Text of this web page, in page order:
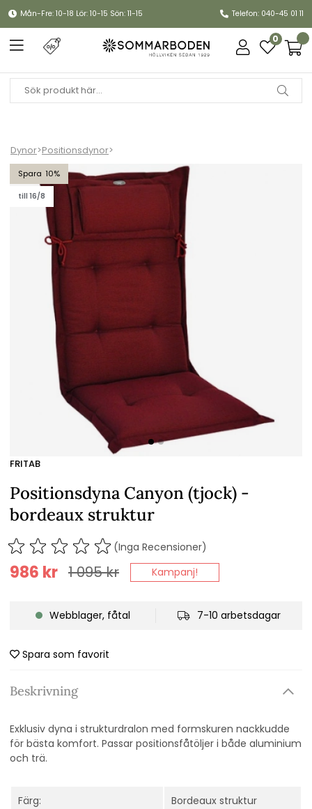
Mån-Fre: 10-18 Lör: 10-15 Sön: 11-15 Telefon: 040-45 01 11
0
Dynor>Positionsdynor>
10
till 16/8
Positionsdyna Canyon (tjock) - bordeaux struktur
FRITAB
Positionsdyna Canyon (tjock) -
bordeaux struktur
(Inga Recensioner)
1 095kr
986 kr Kampanj!
Webblager, fåtal 7-10 arbetsdagar
Spara som favorit
Beskrivning
Exklusiv dyna i strukturdralon med formskuren nackkudde
för bästa komfort. Passar positionsfåtöljer i både aluminium
och trä.
Färg: Bordeaux struktur